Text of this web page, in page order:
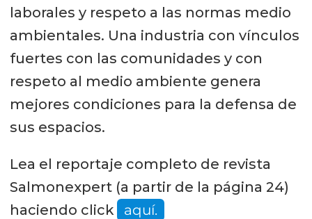
laborales y respeto a las normas medio
ambientales. Una industria con vínculos
fuertes con las comunidades y con
respeto al medio ambiente genera
mejores condiciones para la defensa de
sus espacios.
Lea el reportaje completo de revista
Salmonexpert (a partir de la página 24)
haciendo click
aquí.